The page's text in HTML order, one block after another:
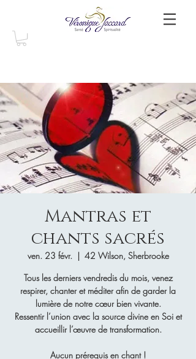
Mantras et
chants sacrés
ven. 23 févr.
  |
42 Wilson, Sherbrooke
Tous les derniers vendredis du mois, venez
respirer, chanter et méditer afin de garder la
lumière de notre cœur bien vivante.
Ressentir l’union avec la source divine en Soi et
accueillir l’œuvre de transformation.
Aucun prérequis en chant !